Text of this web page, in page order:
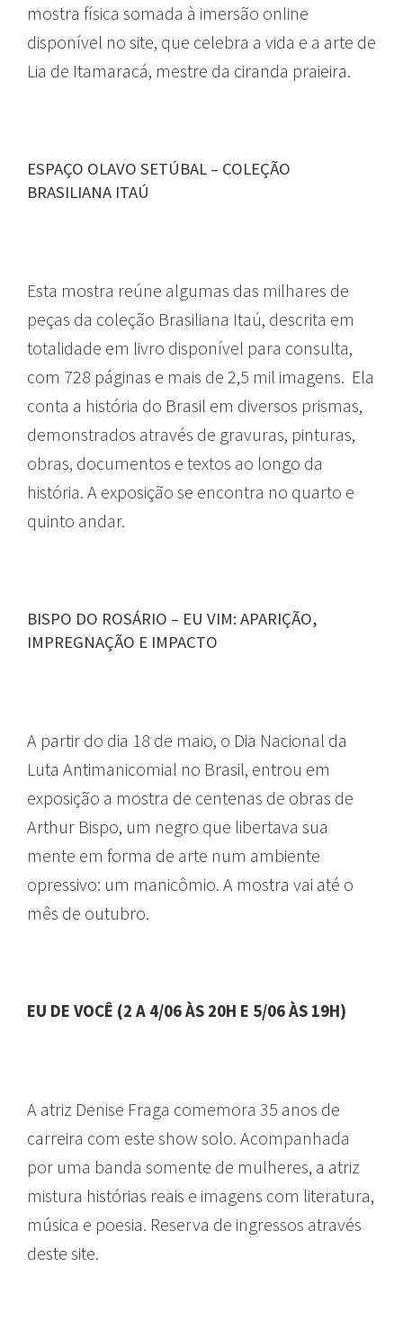
mostra física somada à imersão online
disponível no site, que celebra a vida e a arte de
Lia de Itamaracá, mestre da ciranda praieira.
ESPAÇO OLAVO SETÚBAL – COLEÇÃO
BRASILIANA ITAÚ
Esta mostra reúne algumas das milhares de
peças da coleção Brasiliana Itaú, descrita em
totalidade em livro disponível para consulta,
com 728 páginas e mais de 2,5 mil imagens. Ela
conta a história do Brasil em diversos prismas,
demonstrados através de gravuras, pinturas,
obras, documentos e textos ao longo da
história. A exposição se encontra no quarto e
quinto andar.
BISPO DO ROSÁRIO – EU VIM: APARIÇÃO,
IMPREGNAÇÃO E IMPACTO
A partir do dia 18 de maio, o Dia Nacional da
Luta Antimanicomial no Brasil, entrou em
exposição a mostra de centenas de obras de
Arthur Bispo, um negro que libertava sua
mente em forma de arte num ambiente
opressivo: um manicômio. A mostra vai até o
mês de outubro.
EU DE VOCÊ (2 A 4/06 ÀS 20H E 5/06 ÀS 19H)
A atriz Denise Fraga comemora 35 anos de
carreira com este show solo. Acompanhada
por uma banda somente de mulheres, a atriz
mistura histórias reais e imagens com literatura,
música e poesia. Reserva de ingressos através
deste site.